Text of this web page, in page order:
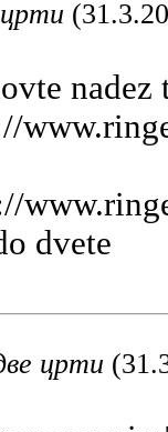
dvete
црти